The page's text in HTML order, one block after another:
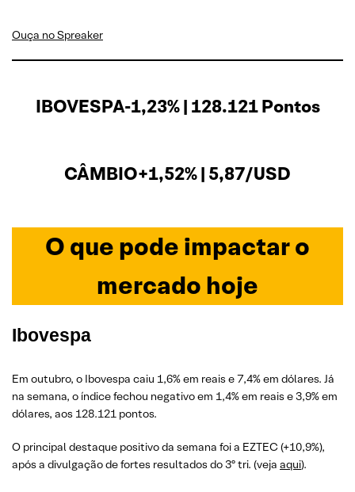
Ouça no Spreaker
IBOVESPA-1,23% | 128.121 Pontos
CÂMBIO+1,52% | 5,87/USD
O que pode impactar o
mercado hoje
Ibovespa
Em outubro, o Ibovespa caiu 1,6% em reais e 7,4% em dólares. Já
na semana, o índice fechou negativo em 1,4% em reais e 3,9% em
dólares, aos 128.121 pontos.
O principal destaque positivo da semana foi a EZTEC (+10,9%),
após a divulgação de fortes resultados do 3º tri. (veja aqui).